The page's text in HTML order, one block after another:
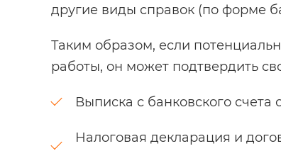
другие виды справок (по форме
Таким образом, если
работы, он может подтвердить
Выписка с банковского
Налоговая декларация и